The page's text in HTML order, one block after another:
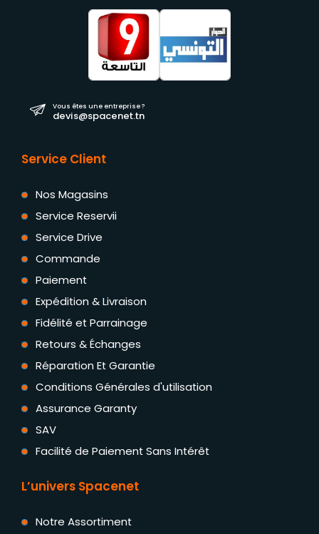
Vous êtes une entreprise ?
devis@spacenet.tn
Service Client
Nos Magasins
Service Reservii
Service Drive
Commande
Paiement
Expédition & Livraison
Fidélité et Parrainage
Retours & Échanges
Réparation Et Garantie
Conditions Générales d'utilisation
Assurance Garanty
SAV
Facilité de Paiement Sans Intérêt
L’univers Spacenet
Notre Assortiment